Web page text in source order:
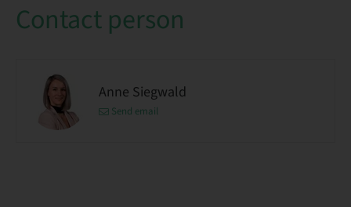
Contact person
Anne Siegwald
Send email